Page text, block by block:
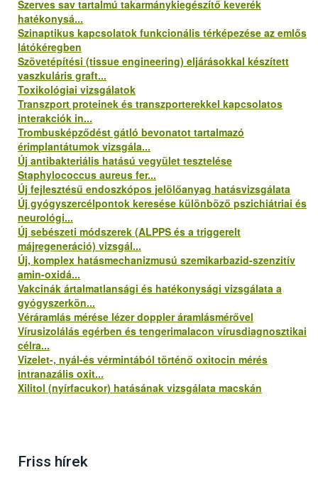
Szerves sav tartalmú takarmánykiegészítő keverék
hatékonysá...
Szinaptikus kapcsolatok funkcionális térképezése az emlős
látókéregben
Szövetépítési (tissue engineering) eljárásokkal készített
vaszkuláris graft...
Toxikológiai vizsgálatok
Transzport proteinek és transzporterekkel kapcsolatos
interakciók in...
Trombusképződést gátló bevonatot tartalmazó
érimplantátumok vizsgála...
Új antibakteriális hatású vegyület tesztelése
Staphylococcus aureus fer...
Új fejlesztésű endoszkópos jelölőanyag hatásvizsgálata
Új gyógyszercélpontok keresése különböző pszichiátriai és
neurológi...
Új sebészeti módszerek (ALPPS és a triggerelt
májregeneráció) vizsgál...
Új, komplex hatásmechanizmusú szemikarbazid-szenzitív
amin-oxidá...
Vakcinák ártalmatlansági és hatékonysági vizsgálata a
gyógyszerkön...
Véráramlás mérése lézer doppler áramlásmérővel
Vírusizolálás egérben és tengerimalacon vírusdiagnosztikai
célra...
Vizelet-, nyál-és vérmintából történő oxitocin mérés
intranazális oxit...
Xilitol (nyírfacukor) hatásának vizsgálata macskán
Friss hírek